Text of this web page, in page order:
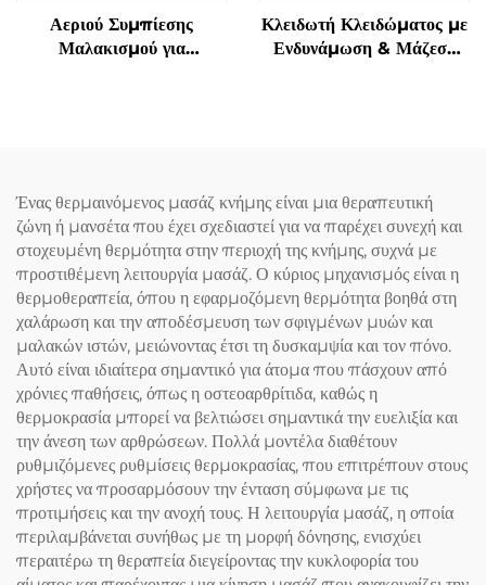
Αεριού Συμπίεσης
Μαλακισμού για
Κλειδωτή Κλειδώματος με
Ενδυνάμωση & Μάζεση
Ένας θερμαινόμενος μασάζ κνήμης είναι μια θεραπευτική
ζώνη ή μανσέτα που έχει σχεδιαστεί για να παρέχει συνεχή και
στοχευμένη θερμότητα στην περιοχή της κνήμης, συχνά με
προστιθέμενη λειτουργία μασάζ. Ο κύριος μηχανισμός είναι η
θερμοθεραπεία, όπου η εφαρμοζόμενη θερμότητα βοηθά στη
χαλάρωση και την αποδέσμευση των σφιγμένων μυών και
μαλακών ιστών, μειώνοντας έτσι τη δυσκαμψία και τον πόνο.
Αυτό είναι ιδιαίτερα σημαντικό για άτομα που πάσχουν από
χρόνιες παθήσεις, όπως η οστεοαρθρίτιδα, καθώς η
θερμοκρασία μπορεί να βελτιώσει σημαντικά την ευελιξία και
την άνεση των αρθρώσεων. Πολλά μοντέλα διαθέτουν
ρυθμιζόμενες ρυθμίσεις θερμοκρασίας, που επιτρέπουν στους
χρήστες να προσαρμόσουν την ένταση σύμφωνα με τις
προτιμήσεις και την ανοχή τους. Η λειτουργία μασάζ, η οποία
περιλαμβάνεται συνήθως με τη μορφή δόνησης, ενισχύει
περαιτέρω τη θεραπεία διεγείροντας την κυκλοφορία του